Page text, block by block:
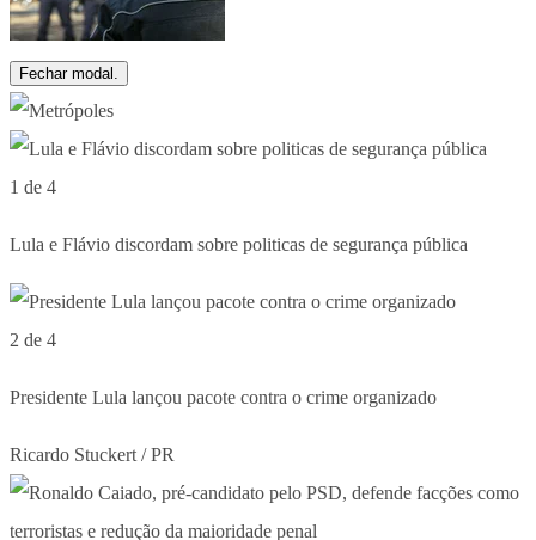
Fechar modal.
1 de 4
Lula e Flávio discordam sobre politicas de segurança pública
2 de 4
Presidente Lula lançou pacote contra o crime organizado
Ricardo Stuckert / PR